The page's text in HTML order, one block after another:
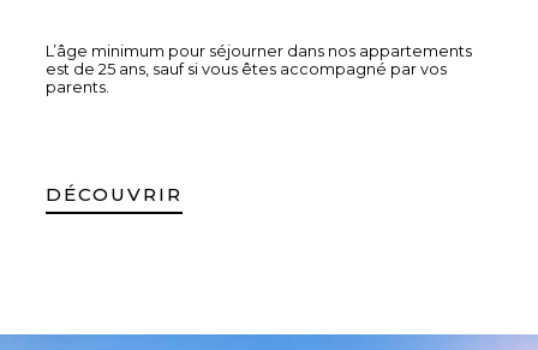
L’âge minimum pour séjourner dans nos appartements
est de 25 ans, sauf si vous êtes accompagné par vos
parents.
DÉCOUVRIR